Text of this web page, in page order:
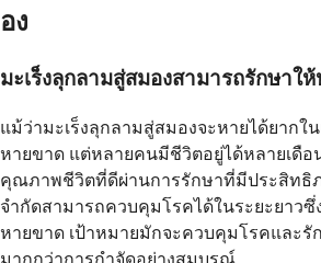
อง
มะเร็งลุกลามสู่สมองสามารถรักษาใ
แม้ว่ามะเร็งลุกลามสู่สมองจะหายได้ยากใ
หายขาด แต่หลายคนมีชีวิตอยู่ได้หลายเดือ
คุณภาพชีวิตที่ดีผ่านการรักษาที่มีประสิทธิ
จำกัดสามารถควบคุมโรคได้ในระยะยาว
หายขาด เป้าหมายมักจะควบคุมโรคและรั
มากกว่าการกำจัดอย่างสมบูรณ์